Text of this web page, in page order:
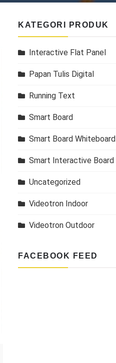
KATEGORI PRODUK
Interactive Flat Panel
Papan Tulis Digital
Running Text
Smart Board
Smart Board Whiteboard
Smart Interactive Board
Uncategorized
Videotron Indoor
Videotron Outdoor
FACEBOOK FEED